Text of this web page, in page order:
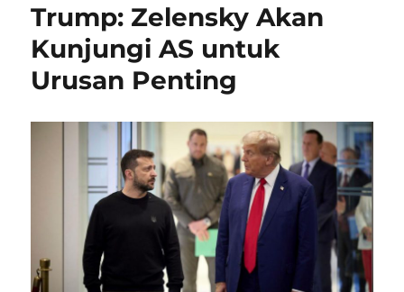
Trump: Zelensky Akan
Kunjungi AS untuk
Urusan Penting